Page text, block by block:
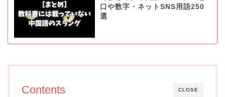
口や数字・ネットSNS用語250
選
CLOSE
Contents